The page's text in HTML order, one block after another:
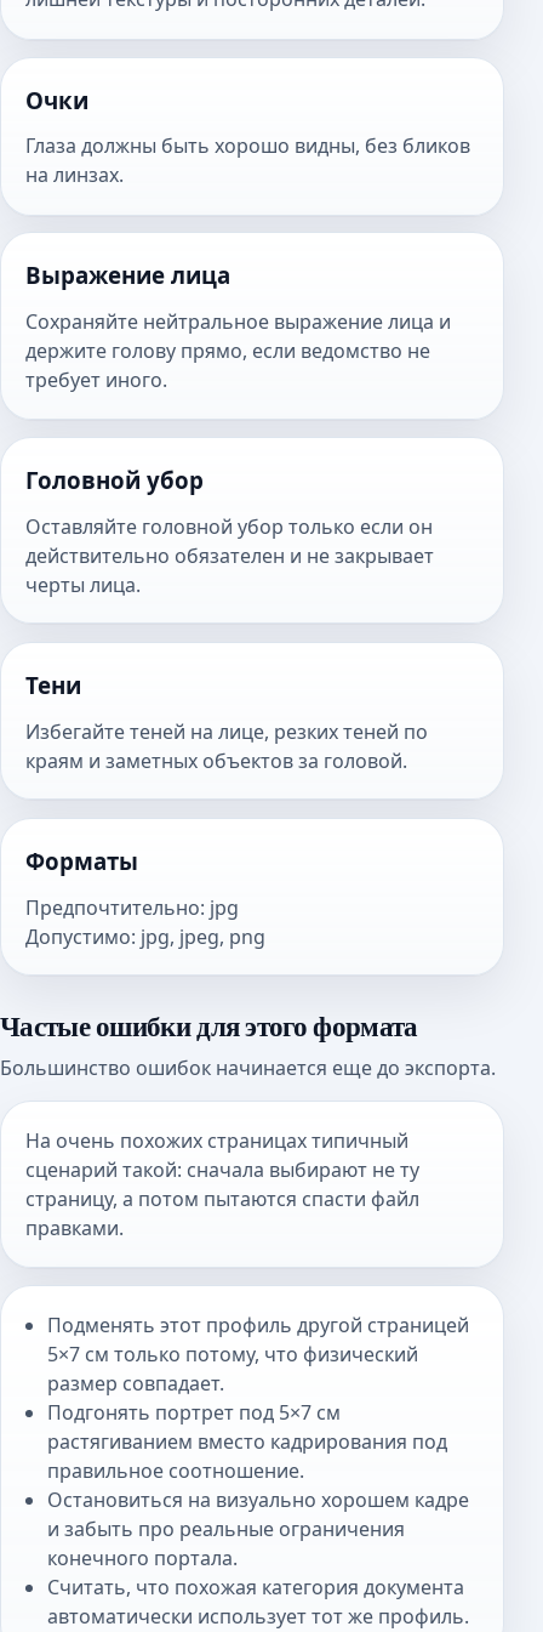
Очки
Глаза должны быть хорошо видны, без бликов
на линзах.
Выражение лица
Сохраняйте нейтральное выражение лица и
держите голову прямо, если ведомство не
требует иного.
Головной убор
Оставляйте головной убор только если он
действительно обязателен и не закрывает
черты лица.
Тени
Избегайте теней на лице, резких теней по
краям и заметных объектов за головой.
Форматы
Предпочтительно: jpg
Допустимо: jpg, jpeg, png
Частые ошибки для этого формата
Большинство ошибок начинается еще до экспорта.
На очень похожих страницах типичный
сценарий такой: сначала выбирают не ту
страницу, а потом пытаются спасти файл
правками.
Подменять этот профиль другой страницей
5×7 см только потому, что физический
размер совпадает.
Подгонять портрет под 5×7 см
растягиванием вместо кадрирования под
правильное соотношение.
Остановиться на визуально хорошем кадре
и забыть про реальные ограничения
конечного портала.
Считать, что похожая категория документа
автоматически использует тот же профиль.